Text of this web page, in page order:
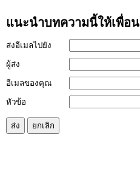
แนะนำบทความนี้ให้เพื่อน
ส่งอีเมลไปยัง
ผู้ส่ง
อีเมลของคุณ
หัวข้อ
ส่ง ยกเลิก